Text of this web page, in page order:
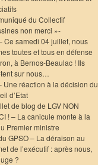
du Collectif
non merci »-
Ce samedi 04 juillet, nous
toutes et tous en défense
à Bernos-Beaulac ! Ils
sur nous…
Une réaction à la décision du
d’Etat
de blog de LGV NON
! – La canicule monte à la
Premier ministre
GPSO – La déraison au
de l’exécutif : après nous,
?